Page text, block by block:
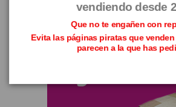
vendiendo desde
Que no te engañen con
Evita las páginas piratas que
parecen a la que has